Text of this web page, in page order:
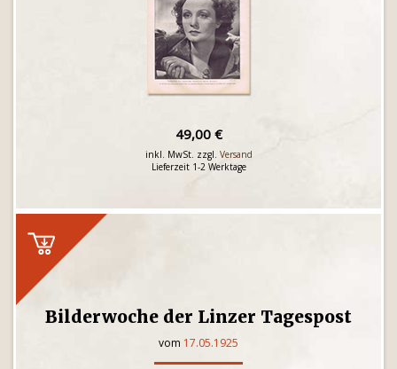
49,00 €
inkl. MwSt. zzgl. Versand
Lieferzeit 1-2 Werktage
Bilderwoche der Linzer Tagespost
vom 17.05.1925